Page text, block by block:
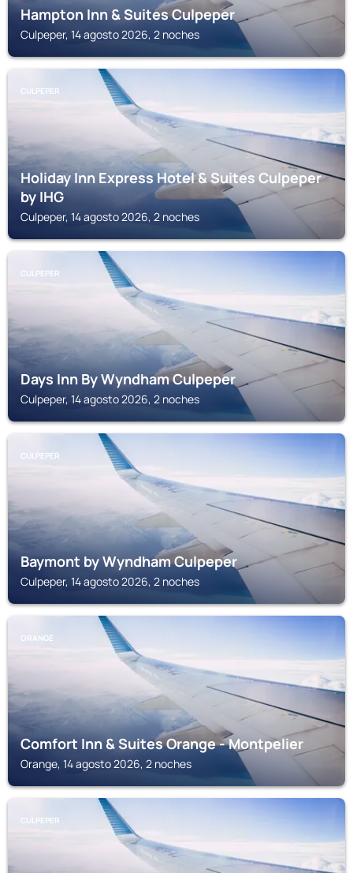
Hampton Inn & Suites Culpeper
Culpeper, 14 agosto 2026, 2 noches
CULPEPER
Holiday Inn Express Hotel & Suites Culpeper
by IHG
Culpeper, 14 agosto 2026, 2 noches
CULPEPER
Days Inn By Wyndham Culpeper
Culpeper, 14 agosto 2026, 2 noches
CULPEPER
Baymont by Wyndham Culpeper
Culpeper, 14 agosto 2026, 2 noches
ORANGE
Comfort Inn & Suites Orange - Montpelier
Orange, 14 agosto 2026, 2 noches
CULPEPER